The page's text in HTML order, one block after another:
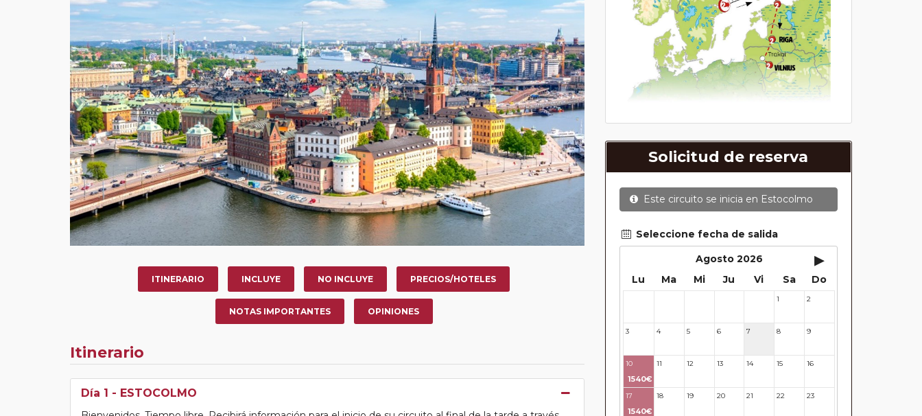
ITINERARIO INCLUYE NO INCLUYE PRECIOS/HOTELES
NOTAS IMPORTANTES OPINIONES
Itinerario
Día 1 - ESTOCOLMO
Solicitud de reserva
Este circuito se inicia en Estocolmo
Seleccione fecha de salida
Agosto 2026
▸
Lu Ma Mi Ju Vi Sa Do
1 2
3 4 5 6 7 8 9
10
1540€
11 12 13 14 15 16
17
1540€
18 19 20 21 22 23